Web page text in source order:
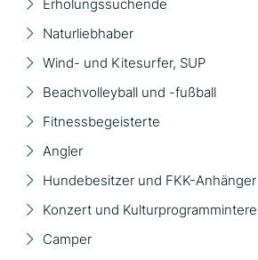
Erholungssuchende
Naturliebhaber
Wind- und Kitesurfer, SUP
Beachvolleyball und -fußball
Fitnessbegeisterte
Angler
Hundebesitzer und FKK-Anhänger
Konzert und
Camper